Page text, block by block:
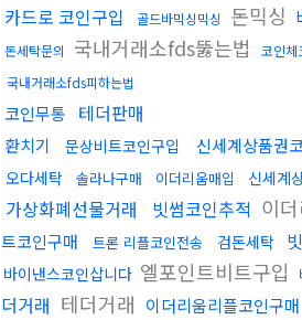
카드로 코인구입 골드바믹싱믹싱 돈믹싱
돈세탁문의 국내거래소fds뚫는법
코인체
국내거래소fds피하는법
코인무통 테더판매
환치기 문상비트코인구입 신세계상품권
오다세탁
솔라나구매 이더리움매입 신세계
가상화폐선물거래 빗썸코인추적 이
트코인구매
트론 리플코인전송 검돈세탁
바이낸스코인삽니다 엘포인트비트구입
더거래 테더거래 이더리움리플코인구매